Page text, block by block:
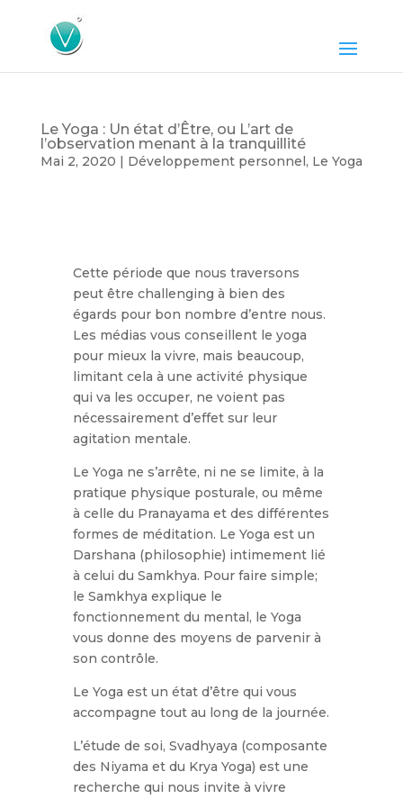
Le Yoga : Un état d’Être, ou L’art de
l’observation menant à la tranquillité
Mai 2, 2020 | Développement personnel, Le Yoga
Cette période que nous traversons
peut être challenging à bien des
égards pour bon nombre d’entre nous.
Les médias vous conseillent le yoga
pour mieux la vivre, mais beaucoup,
limitant cela à une activité physique
qui va les occuper, ne voient pas
nécessairement d’effet sur leur
agitation mentale.
Le Yoga ne s’arrête, ni ne se limite, à la
pratique physique posturale, ou même
à celle du Pranayama et des différentes
formes de méditation. Le Yoga est un
Darshana (philosophie) intimement lié
à celui du Samkhya. Pour faire simple;
le Samkhya explique le
fonctionnement du mental, le Yoga
vous donne des moyens de parvenir à
son contrôle.
Le Yoga est un état d’être qui vous
accompagne tout au long de la journée.
L’étude de soi, Svadhyaya (composante
des Niyama et du Krya Yoga) est une
recherche qui nous invite à vivre